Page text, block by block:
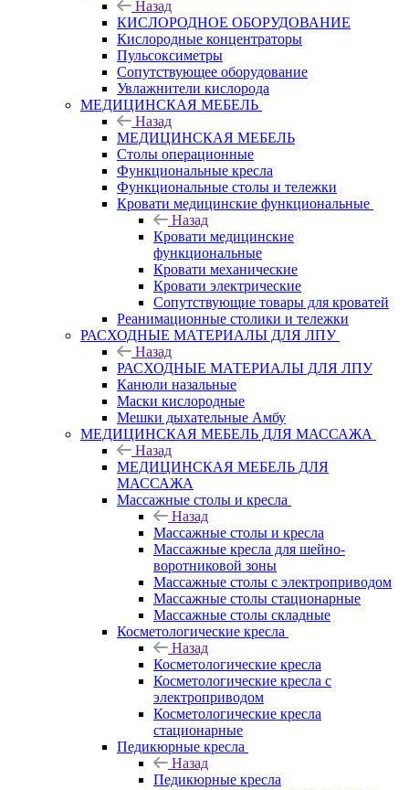
Назад
КИСЛОРОДНОЕ ОБОРУДОВАНИЕ
Кислородные концентраторы
Пульсоксиметры
Сопутствующее оборудование
Увлажнители кислорода
МЕДИЦИНСКАЯ МЕБЕЛЬ
Назад
МЕДИЦИНСКАЯ МЕБЕЛЬ
Столы операционные
Функциональные кресла
Функциональные столы и тележки
Кровати медицинские функциональные
Назад
Кровати медицинские
функциональные
Кровати механические
Кровати электрические
Сопутствующие товары для кроватей
Реанимационные столики и тележки
РАСХОДНЫЕ МАТЕРИАЛЫ ДЛЯ ЛПУ
Назад
РАСХОДНЫЕ МАТЕРИАЛЫ ДЛЯ ЛПУ
Канюли назальные
Маски кислородные
Мешки дыхательные Амбу
МЕДИЦИНСКАЯ МЕБЕЛЬ ДЛЯ МАССАЖА
Назад
МЕДИЦИНСКАЯ МЕБЕЛЬ ДЛЯ
МАССАЖА
Массажные столы и кресла
Назад
Массажные столы и кресла
Массажные кресла для шейно-
воротниковой зоны
Массажные столы с электроприводом
Массажные столы стационарные
Массажные столы складные
Косметологические кресла
Назад
Косметологические кресла
Косметологические кресла с
электроприводом
Косметологические кресла
стационарные
Педикюрные кресла
Назад
Педикюрные кресла